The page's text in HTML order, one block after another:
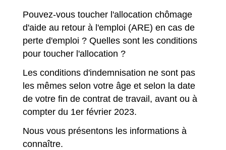
Pouvez-vous toucher l'allocation chômage
d'aide au retour à l'emploi (ARE) en cas de
perte d'emploi ? Quelles sont les conditions
pour toucher l'allocation ?
Les conditions d'indemnisation ne sont pas
les mêmes selon votre âge et selon la date
de votre fin de contrat de travail, avant ou à
compter du 1er février 2023.
Nous vous présentons les informations à
connaître.